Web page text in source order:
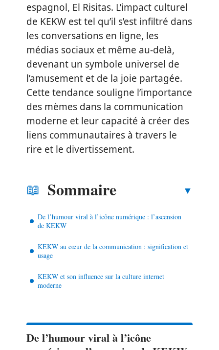
espagnol, El Risitas. L’impact culturel
de KEKW est tel qu’il s’est infiltré dans
les conversations en ligne, les
médias sociaux et même au-delà,
devenant un symbole universel de
l’amusement et de la joie partagée.
Cette tendance souligne l’importance
des mèmes dans la communication
moderne et leur capacité à créer des
liens communautaires à travers le
rire et le divertissement.
Sommaire
De l’humour viral à l’icône numérique : l’ascension
de KEKW
KEKW au cœur de la communication : signification et
usage
KEKW et son influence sur la culture internet
moderne
De l’humour viral à l’icône